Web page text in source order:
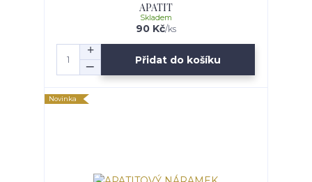
APATIT
90 Kč/ks
Skladem
Přidat do košíku
Novinka